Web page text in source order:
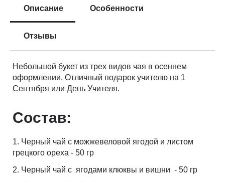
Описание Особенности
Отзывы
Небольшой букет из трех видов чая в осеннем
оформлении. Отличный подарок учителю на 1
Сентября или День Учителя.
Состав:
1. Черный чай с можжевеловой ягодой и листом
грецкого ореха - 50 гр
2. Черный чай с ягодами клюквы и вишни - 50 гр